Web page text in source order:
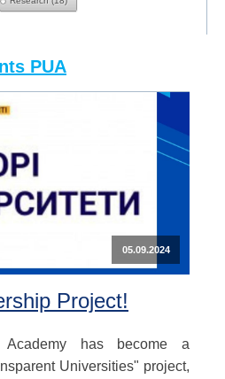
PUA
05.09.2024
Project!
Academy has become a
Universities" project,